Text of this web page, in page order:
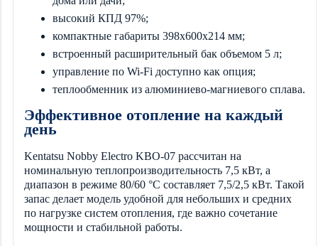
высокий КПД 97%;
компактные габариты 398х600х214 мм;
встроенный расширительный бак объемом 5 л;
управление по Wi-Fi доступно как опция;
теплообменник из алюминиево-магниевого сплава.
Эффективное отопление на каждый
день
Kentatsu Nobby Electro KBO-07 рассчитан на
номинальную теплопроизводительность 7,5 кВт, а
диапазон в режиме 80/60 °C составляет 7,5/2,5 кВт. Такой
запас делает модель удобной для небольших и средних
по нагрузке систем отопления, где важно сочетание
мощности и стабильной работы.